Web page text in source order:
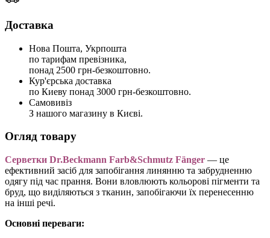
Доставка
Нова Пошта, Укрпошта
по тарифам превізника,
понад 2500 грн-безкоштовно.
Кур'єрська доставка
по Киеву понад 3000 грн-безкоштовно.
Самовивіз
З нашого магазину в Києві.
Огляд товару
Серветки Dr.Beckmann Farb&Schmutz Fänger — це
ефективний засіб для запобігання линянню та забрудненню
одягу під час прання. Вони вловлюють кольорові пігменти та
бруд, що виділяються з тканин, запобігаючи їх перенесенню
на інші речі.
Основні переваги: